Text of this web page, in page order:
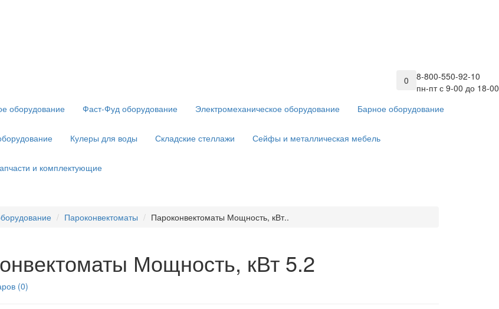
8-800-550-92-10
пн-пт с 9-00 до 18-00
0
оборудование Фаст-Фуд оборудование Электромеханическое оборудование Барное оборудование
Кулеры для воды Складские стеллажи Сейфы и металлическая мебель
и комплектующие
Пароконвектоматы Пароконвектоматы Мощность, кВт..
Мощность, кВт 5.2
(0)